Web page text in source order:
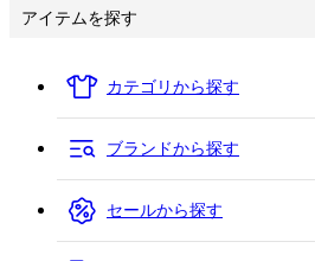
アイテムを探す
カテゴリから探す
ブランドから探す
セールから探す